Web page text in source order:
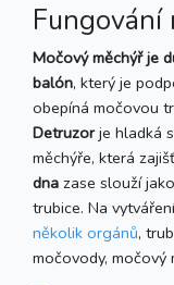
Fungování
Močový měchýř je
balón, který je
obepíná močovou
Detruzorje hladká
měchýře, která
dna zase slouží
trubice. Na
několik orgánů,
močovody, močový